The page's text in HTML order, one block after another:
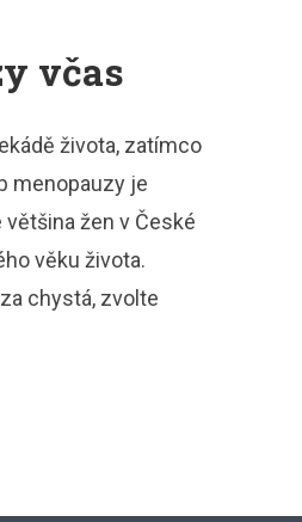
včas
života, zatímco
menopauzy je
žen v České
věku života.
chystá, zvolte